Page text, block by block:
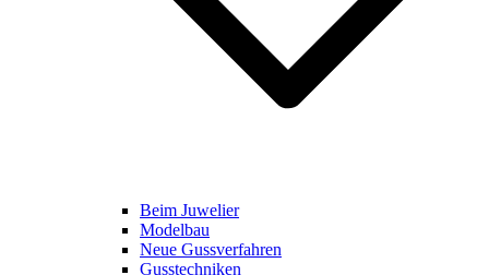
Beim Juwelier
Modelbau
Neue Gussverfahren
Gusstechniken